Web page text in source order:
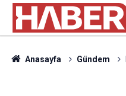
Anasayfa Gündem